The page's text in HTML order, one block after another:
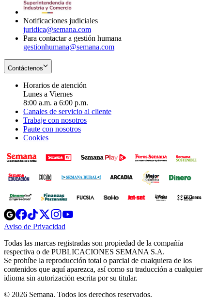
Notificaciones judiciales
juridica@semana.com
Para contactar a gestión humana
gestionhumana@semana.com
Contáctenos
Horarios de atención
Lunes a Viernes
8:00 a.m. a 6:00 p.m.
Canales de servicio al cliente
Trabaje con nosotros
Paute con nosotros
Cookies
Opens
in
new
Opens
in
new
Opens
in
new
window
Opens
new
windowwindow
Aviso de Privacidad
new
window
Todas las marcas registradas son propiedad de la compañía
respectiva o de PUBLICACIONES SEMANA S.A.
Se prohíbe la reproducción total o parcial de cualquiera de los
contenidos que aquí aparezca, así como su traducción a cualquier
idioma sin autorización escrita por su titular.
© 2026 Semana. Todos los derechos reservados.